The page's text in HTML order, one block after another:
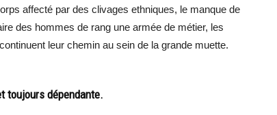
affecté par des clivages ethniques, le manque de
des hommes de rang une armée de métier, les
leur chemin au sein de la grande muette.
toujours dépendante.